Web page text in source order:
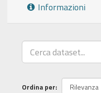
Informazioni
Ordina per